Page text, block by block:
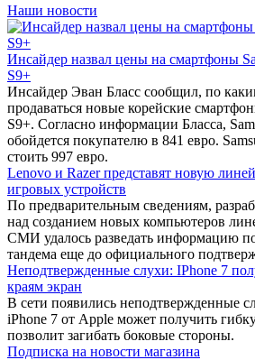
Наши новости
Инсайдер назвал цены на смартфоны
S9+
Инсайдер Эван Бласс сообщил, по
продаваться новые корейские
S9+. Согласно информации Бласса,
обойдется покупателю в 841 евро.
стоить 997 евро.
Lenovo и Razer представят новую
игровых устройств
По предварительным сведениям,
над созданием новых компьютеров
СМИ удалось разведать информацию
тандема еще до официального
Неподтвержденные слухи: IPhone 7
краям экран
В сети появились неподтвержденные
iPhone 7 от Apple может получить
позволит загибать боковые стороны.
Подписка на новости магазина